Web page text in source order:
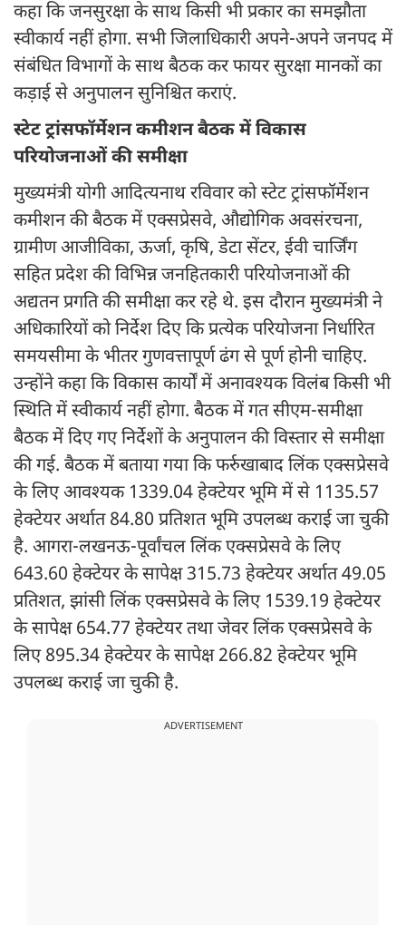
कहा कि जनसुरक्षा के साथ किसी भी प्रकार का समझौता
स्वीकार्य नहीं होगा. सभी जिलाधिकारी अपने-अपने जनपद में
संबंधित विभागों के साथ बैठक कर फायर सुरक्षा मानकों का
कड़ाई से अनुपालन सुनिश्चित कराएं.
स्टेट ट्रांसफॉर्मेशन कमीशन बैठक में विकास
परियोजनाओं की समीक्षा
मुख्यमंत्री योगी आदित्यनाथ रविवार को स्टेट ट्रांसफॉर्मेशन
कमीशन की बैठक में एक्सप्रेसवे, औद्योगिक अवसंरचना,
ग्रामीण आजीविका, ऊर्जा, कृषि, डेटा सेंटर, ईवी चार्जिंग
सहित प्रदेश की विभिन्न जनहितकारी परियोजनाओं की
अद्यतन प्रगति की समीक्षा कर रहे थे. इस दौरान मुख्यमंत्री ने
अधिकारियों को निर्देश दिए कि प्रत्येक परियोजना निर्धारित
समयसीमा के भीतर गुणवत्तापूर्ण ढंग से पूर्ण होनी चाहिए.
उन्होंने कहा कि विकास कार्यों में अनावश्यक विलंब किसी भी
स्थिति में स्वीकार्य नहीं होगा. बैठक में गत सीएम-समीक्षा
बैठक में दिए गए निर्देशों के अनुपालन की विस्तार से समीक्षा
की गई. बैठक में बताया गया कि फर्रुखाबाद लिंक एक्सप्रेसवे
के लिए आवश्यक 1339.04 हेक्टेयर भूमि में से 1135.57
हेक्टेयर अर्थात 84.80 प्रतिशत भूमि उपलब्ध कराई जा चुकी
है. आगरा-लखनऊ-पूर्वांचल लिंक एक्सप्रेसवे के लिए
643.60 हेक्टेयर के सापेक्ष 315.73 हेक्टेयर अर्थात 49.05
प्रतिशत, झांसी लिंक एक्सप्रेसवे के लिए 1539.19 हेक्टेयर
के सापेक्ष 654.77 हेक्टेयर तथा जेवर लिंक एक्सप्रेसवे के
लिए 895.34 हेक्टेयर के सापेक्ष 266.82 हेक्टेयर भूमि
उपलब्ध कराई जा चुकी है.
ADVERTISEMENT